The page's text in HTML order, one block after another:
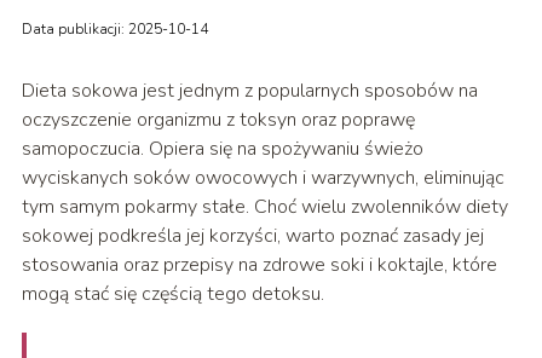
Data publikacji: 2025-10-14
Dieta sokowa jest jednym z popularnych sposobów na
oczyszczenie organizmu z toksyn oraz poprawę
samopoczucia. Opiera się na spożywaniu świeżo
wyciskanych soków owocowych i warzywnych, eliminując
tym samym pokarmy stałe. Choć wielu zwolenników diety
sokowej podkreśla jej korzyści, warto poznać zasady jej
stosowania oraz przepisy na zdrowe soki i koktajle, które
mogą stać się częścią tego detoksu.